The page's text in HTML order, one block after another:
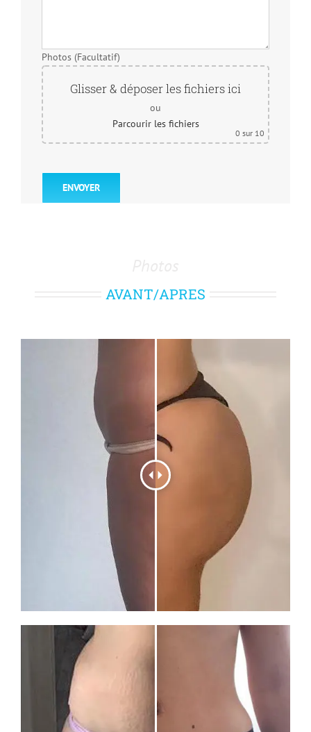
Photos (Facultatif)
Glisser & déposer les fichiers ici
ou
Parcourir les fichiers
0 sur 10
AVANT/APRES